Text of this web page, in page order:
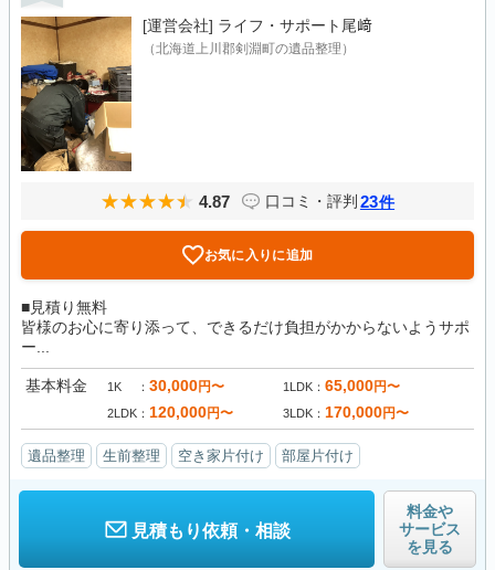
[運営会社] ライフ・サポート尾﨑
（北海道上川郡剣淵町の遺品整理）
4.87 口コミ・評判 23件
お気に入りに追加
■見積り無料
皆様のお心に寄り添って、できるだけ負担がかからないようサポ
ー...
基本料金 1K 30,000円〜 1LDK 65,000円〜
2LDK 120,000円〜 3LDK 170,000円〜
遺品整理 生前整理 空き家片付け 部屋片付け
見積もり依頼・相談
料金や
サービス
を見る